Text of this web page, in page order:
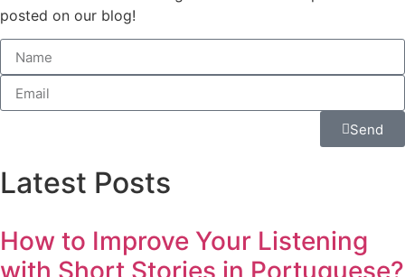
posted on our blog!
Send
Latest Posts
How to Improve Your Listening